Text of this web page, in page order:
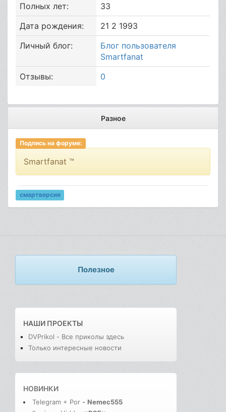
Полных лет:
33
Дата рождения:
21 2 1993
Личный блог:
Блог пользователя
Smartfanat
Отзывы:
0
Разное
Подпись на форуме:
Smartfanat ™
смартверсия
Полезное
НАШИ ПРОЕКТЫ
DVPrikol - Все приколы здесь
Только интересные новости
НОВИНКИ
Telegram + Por - Nemec555